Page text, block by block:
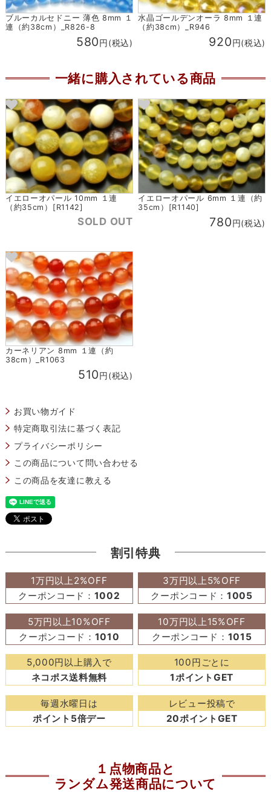
ブルーカルセドニー 薄色 8mm １
連（約38cm）_R826-8
580円(税込)
水晶ゴールデンオーラ 8mm １連
（約38cm）_R946
920円(税込)
一緒に購入されている商品
イエローオパール 10mm １連
（約35cm）[R1142]
SOLD OUT
イエローオパール 6mm １連（約
35cm）[R1140]
780円(税込)
カーネリアン 8mm １連（約
38cm）_R1063
510円(税込)
お買い物ガイド
特定商取引法に基づく表記
プライバシーポリシー
この商品について問い合わせる
この商品を友達に教える
割引特典
1万円以上2%OFF
クーポンコード： 1002
3万円以上5%OFF
クーポンコード：1005
5万円以上10%OFF
クーポンコード： 1010
10万円以上15%OFF
クーポンコード： 1015
5,000円以上購入で
ネコポス送料無料
100円ごとに
1ポイントGET
毎週水曜日は
ポイント5倍デー
レビュー投稿で
20ポイントGET
１点物商品と
ランダム発送商品について